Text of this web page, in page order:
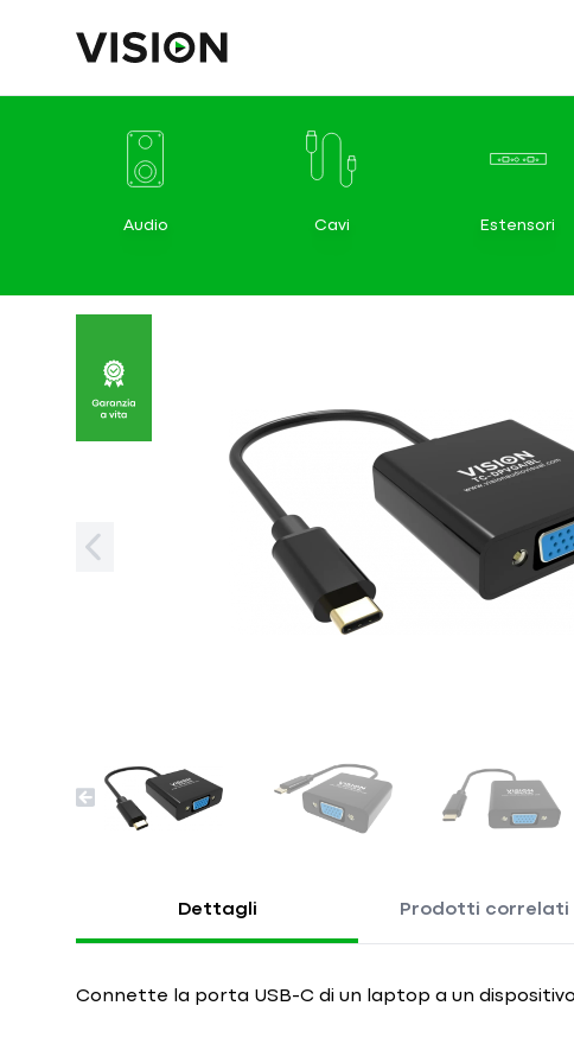
Audio Cavi Estensori
Dettagli Prodotti correlati
Connette la porta USB-C di un laptop a un dispositivo